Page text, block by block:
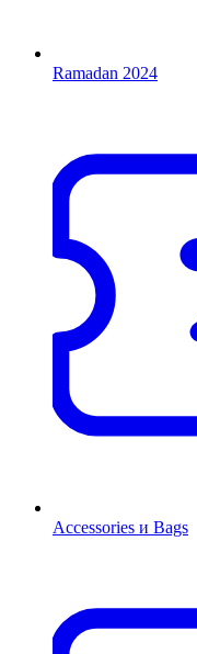
Ramadan 2024
Accessories и Bags